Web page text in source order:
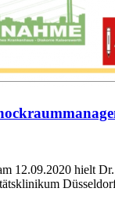
12.09.2020 hielt